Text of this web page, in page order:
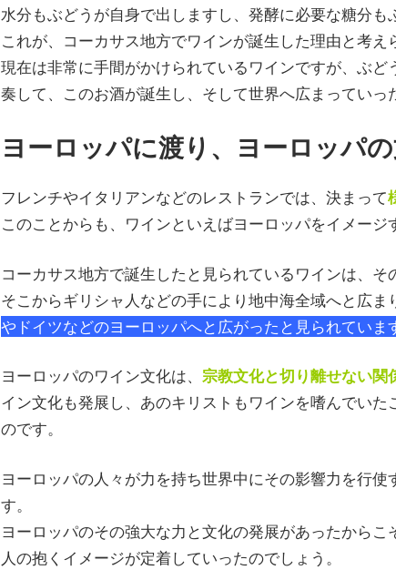
水分もぶどうが自身で出しますし、発酵に必要な糖分も
これが、コーカサス地方でワインが誕生した理由と考え
現在は非常に手間がかけられているワインですが、ぶ
奏して、このお酒が誕生し、そして世界へ広まっていっ
ヨーロッパに渡り、ヨーロッパ
フレンチやイタリアンなどのレストランでは、決まって
このことからも、ワインといえばヨーロッパをイメージ
コーカサス地方で誕生したと見られているワインは、そ
そこからギリシャ人などの手により地中海全域へと広ま
やドイツなどのヨーロッパへと広がったと見られていま
ヨーロッパのワイン文化は、 宗教文化と切り離せない関
イン文化も発展し、あのキリストもワインを嗜んでい
のです。
ヨーロッパの人々が力を持ち世界中にその影響力を行
す。
ヨーロッパのその強大な力と文化の発展があったから
人の抱くイメージが定着していったのでしょう。